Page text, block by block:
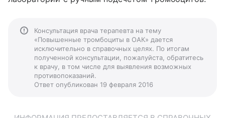
Консультация врача терапевта на тему
«Повышенные тромбоциты в ОАК» дается
исключительно в справочных целях. По итогам
полученной консультации, пожалуйста, обратитесь
к врачу, в том числе для выявления возможных
противопоказаний.
Ответ опубликован 19 февраля 2016